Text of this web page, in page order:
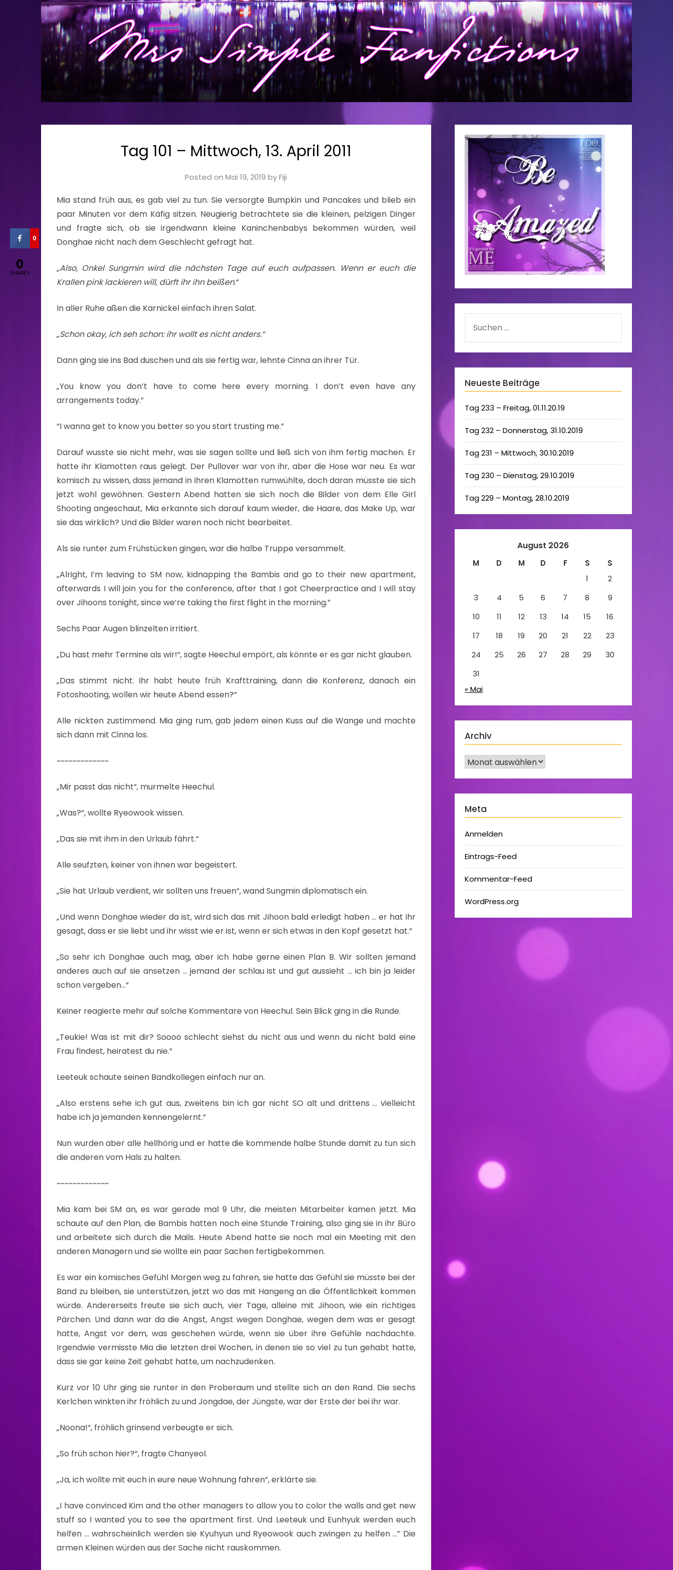
Tag 101 – Mittwoch, 13. April 2011
Posted onMai 19, 2019 byFiji
Mia stand früh aus, es gab viel zu tun. Sie versorgte Bumpkin und Pancakes und blieb ein
paar Minuten vor dem Käfig sitzen. Neugierig betrachtete sie die kleinen, pelzigen Dinger
und fragte sich, ob sie irgendwann kleine Kaninchenbabys bekommen würden, weil
Donghae nicht nach dem Geschlecht gefragt hat.
„Also, Onkel Sungmin wird die nächsten Tage auf euch aufpassen. Wenn er euch die
Krallen pink lackieren will, dürft ihr ihn beißen.“
In aller Ruhe aßen die Karnickel einfach ihren Salat.
„Schon okay, ich seh schon: ihr wollt es nicht anders.“
Dann ging sie ins Bad duschen und als sie fertig war, lehnte Cinna an ihrer Tür.
„You know you don’t have to come here every morning. I don’t even have any
arrangements today.”
“I wanna get to know you better so you start trusting me.”
Darauf wusste sie nicht mehr, was sie sagen sollte und ließ sich von ihm fertig machen. Er
hatte ihr Klamotten raus gelegt. Der Pullover war von ihr, aber die Hose war neu. Es war
komisch zu wissen, dass jemand in ihren Klamotten rumwühlte, doch daran müsste sie sich
jetzt wohl gewöhnen. Gestern Abend hatten sie sich noch die Bilder von dem Elle Girl
Shooting angeschaut, Mia erkannte sich darauf kaum wieder, die Haare, das Make Up, war
sie das wirklich? Und die Bilder waren noch nicht bearbeitet.
Als sie runter zum Frühstücken gingen, war die halbe Truppe versammelt.
„Alright, I’m leaving to SM now, kidnapping the Bambis and go to their new apartment,
afterwards I will join you for the conference, after that I got Cheerpractice and I will stay
over Jihoons tonight, since we’re taking the first flight in the morning.”
Sechs Paar Augen blinzelten irritiert.
„Du hast mehr Termine als wir!“, sagte Heechul empört, als könnte er es gar nicht glauben.
„Das stimmt nicht. Ihr habt heute früh Krafttraining, dann die Konferenz, danach ein
Fotoshooting, wollen wir heute Abend essen?“
Alle nickten zustimmend. Mia ging rum, gab jedem einen Kuss auf die Wange und machte
sich dann mit Cinna los.
~~~~~~~~~~~~~
„Mir passt das nicht“, murmelte Heechul.
„Was?“, wollte Ryeowook wissen.
„Das sie mit ihm in den Urlaub fährt.“
Alle seufzten, keiner von ihnen war begeistert.
„Sie hat Urlaub verdient, wir sollten uns freuen“, wand Sungmin diplomatisch ein.
„Und wenn Donghae wieder da ist, wird sich das mit Jihoon bald erledigt haben … er hat ihr
gesagt, dass er sie liebt und ihr wisst wie er ist, wenn er sich etwas in den Kopf gesetzt hat.“
„So sehr ich Donghae auch mag, aber ich habe gerne einen Plan B. Wir sollten jemand
anderes auch auf sie ansetzen … jemand der schlau ist und gut aussieht … ich bin ja leider
schon vergeben…“
Keiner reagierte mehr auf solche Kommentare von Heechul. Sein Blick ging in die Runde.
„Teukie! Was ist mit dir? Soooo schlecht siehst du nicht aus und wenn du nicht bald eine
Frau findest, heiratest du nie.“
Leeteuk schaute seinen Bandkollegen einfach nur an.
„Also erstens sehe ich gut aus, zweitens bin ich gar nicht SO alt und drittens … vielleicht
habe ich ja jemanden kennengelernt.“
Nun wurden aber alle hellhörig und er hatte die kommende halbe Stunde damit zu tun sich
die anderen vom Hals zu halten.
~~~~~~~~~~~~~
Mia kam bei SM an, es war gerade mal 9 Uhr, die meisten Mitarbeiter kamen jetzt. Mia
schaute auf den Plan, die Bambis hatten noch eine Stunde Training, also ging sie in ihr Büro
und arbeitete sich durch die Mails. Heute Abend hatte sie noch mal ein Meeting mit den
anderen Managern und sie wollte ein paar Sachen fertigbekommen.
Es war ein komisches Gefühl Morgen weg zu fahren, sie hatte das Gefühl sie müsste bei der
Band zu bleiben, sie unterstützen, jetzt wo das mit Hangeng an die Öffentlichkeit kommen
würde. Andererseits freute sie sich auch, vier Tage, alleine mit Jihoon, wie ein richtiges
Pärchen. Und dann war da die Angst, Angst wegen Donghae, wegen dem was er gesagt
hatte, Angst vor dem, was geschehen würde, wenn sie über ihre Gefühle nachdachte.
Irgendwie vermisste Mia die letzten drei Wochen, in denen sie so viel zu tun gehabt hatte,
dass sie gar keine Zeit gehabt hatte, um nachzudenken.
Kurz vor 10 Uhr ging sie runter in den Proberaum und stellte sich an den Rand. Die sechs
Kerlchen winkten ihr fröhlich zu und Jongdae, der Jüngste, war der Erste der bei ihr war.
„Noona!“, fröhlich grinsend verbeugte er sich.
„So früh schon hier?“, fragte Chanyeol.
„Ja, ich wollte mit euch in eure neue Wohnung fahren“, erklärte sie.
„I have convinced Kim and the other managers to allow you to color the walls and get new
stuff so I wanted you to see the apartment first. Und Leeteuk und Eunhyuk werden euch
helfen … wahrscheinlich werden sie Kyuhyun und Ryeowook auch zwingen zu helfen …” Die
armen Kleinen würden aus der Sache nicht rauskommen.
Neueste Beiträge
Tag 233 – Freitag, 01.11.20.19
Tag 232 – Donnerstag, 31.10.2019
Tag 231 – Mittwoch, 30.10.2019
Tag 230 – Dienstag, 29.10.2019
Tag 229 – Montag, 28.10.2019
August 2026
M D M D F S
S
1
2
3
4 5 6 7 8
9
10
11 12 13 14 15
16
17
18 19 20 21 22
23
24
25 26 27 28 29
30
31
« Mai
Archiv
Meta
Anmelden
Eintrags-Feed
Kommentar-Feed
WordPress.org
0
0
SHARES